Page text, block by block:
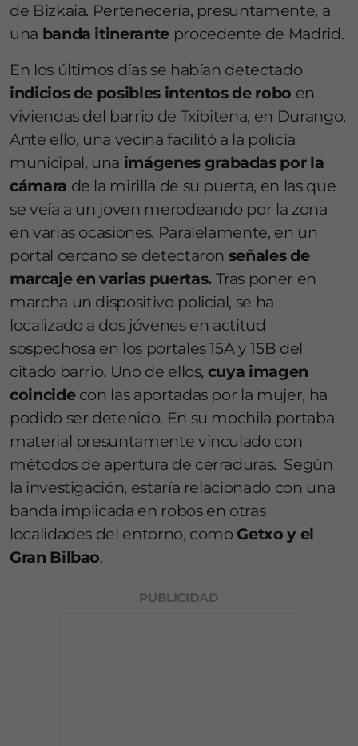
de Bizkaia. Pertenecería, presuntamente, a
una banda itineranteprocedente de Madrid.
En los últimos días se habían detectado
indicios de posibles intentos de robo en
viviendas del barrio de Txibitena, en Durango.
Ante ello, una vecina facilitó a la policía
municipal, una imágenes grabadas por la
cámara de la mirilla de su puerta, en las que
se veía a un joven merodeando por la zona
en varias ocasiones. Paralelamente, en un
portal cercano se detectaron señales de
marcaje en varias puertas.Tras poner en
marcha un dispositivo policial, se ha
localizado a dos jóvenes en actitud
sospechosa en los portales 15A y 15B del
citado barrio. Uno de ellos, cuya imagen
coincidecon las aportadas por la mujer, ha
podido ser detenido. En su mochila portaba
material presuntamente vinculado con
métodos de apertura de cerraduras. Según
la investigación, estaría relacionado con una
banda implicada en robos en otras
localidades del entorno, como Getxo y el
Gran Bilbao.
PUBLICIDAD